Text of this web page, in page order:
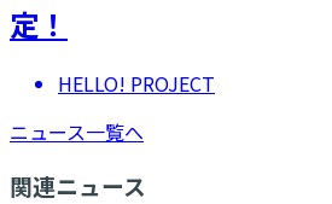
定！
HELLO! PROJECT
ニュース一覧へ
関連ニュース